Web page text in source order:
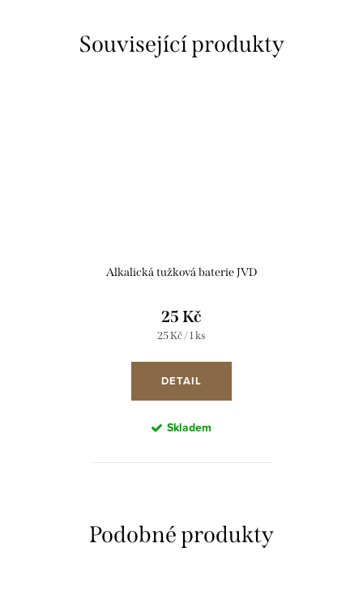
Související produkty
Alkalická tužková baterie JVD
25 Kč
Měrná
25 Kč / 1 ks
DETAIL
Skladem